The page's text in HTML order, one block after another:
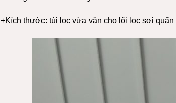
+Kích thước: túi lọc vừa vặn cho lõi lọc sợiquấn